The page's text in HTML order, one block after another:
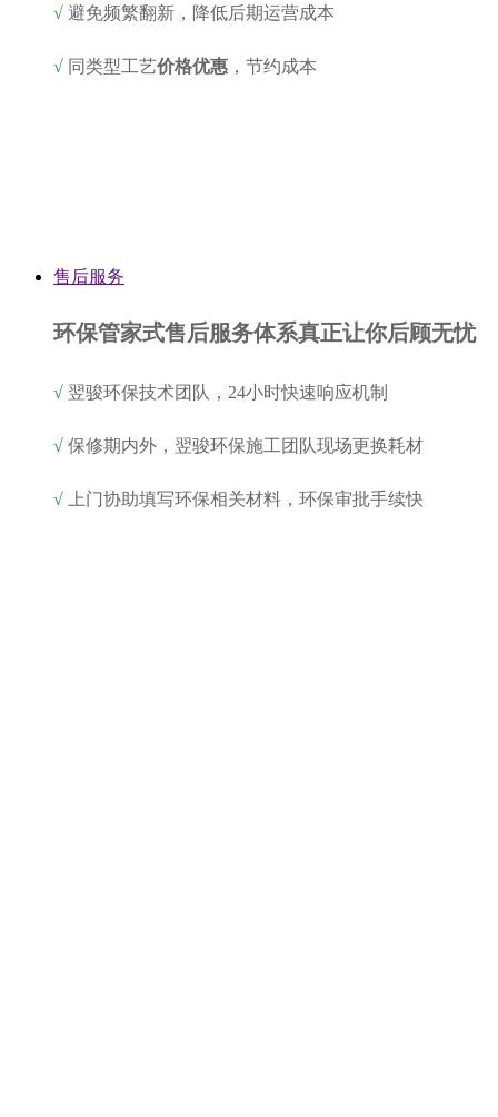
√ 避免频繁翻新，降低后期运营成本
√ 同类型工艺价格优惠 ，节约成本
售后服务
环保管家式售后服务体系真正让你后顾无忧
√ 翌骏环保技术团队，24小时快速响应机制
√ 保修期内外，翌骏环保施工团队现场更换耗材
√ 上门协助填写环保相关材料，环保审批手续快